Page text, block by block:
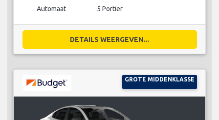
Automaat 5 Portier
DETAILS WEERGEVEN...
GROTE MIDDENKLASSE